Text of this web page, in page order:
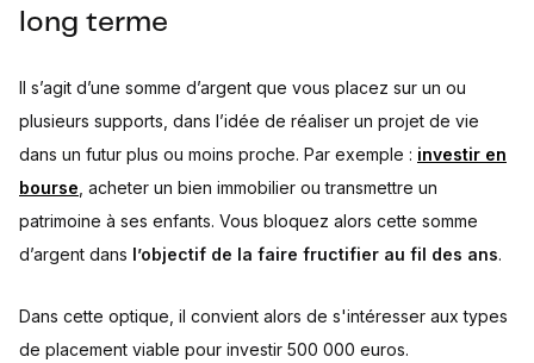
long terme
Il s’agit d’une somme d’argent que vous placez sur un ou
plusieurs supports, dans l’idée de réaliser un projet de vie
dans un futur plus ou moins proche. Par exemple : investir en
bourse , acheter un bien immobilier ou transmettre un
patrimoine à ses enfants. Vous bloquez alors cette somme
d’argent dans l’objectif de la faire fructifier au fil des ans.
Dans cette optique, il convient alors de s'intéresser aux types
de placement viable pour investir 500 000 euros.